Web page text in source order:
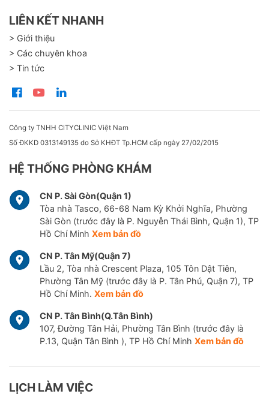
LIÊN KẾT NHANH
> Giới thiệu
> Các chuyên khoa
> Tin tức
Công ty TNHH CITYCLINIC Việt Nam
Số ĐKKD 0313149135 do Sở KHĐT Tp.HCM cấp ngày 27/02/2015
HỆ THỐNG PHÒNG KHÁM
CN P. Sài Gòn(Quận 1)
Tòa nhà Tasco, 66-68 Nam Kỳ Khởi Nghĩa, Phường
Sài Gòn (trước đây là P. Nguyễn Thái Bình, Quận 1), TP
Hồ Chí Minh Xem bản đồ
CN P. Tân Mỹ(Quận 7)
Lầu 2, Tòa nhà Crescent Plaza, 105 Tôn Dật Tiên,
Phường Tân Mỹ (trước đây là P. Tân Phú, Quận 7), TP
Hồ Chí Minh. Xem bản đồ
CN P. Tân Bình(Q.Tân Bình)
107, Đường Tân Hải, Phường Tân Bình (trước đây là
P.13, Quận Tân Bình ), TP Hồ Chí Minh Xem bản đồ
LỊCH LÀM VIỆC